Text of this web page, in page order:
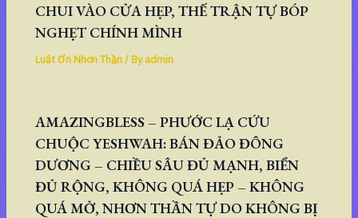
CHUI VÀO CỬA HẸP, THẾ TRẬN TỰ BÓP
NGHẸT CHÍNH MÌNH
Luật Ơn Nhơn Thần/ Byadmin
AMAZINGBLESS – PHƯỚC LẠ CỨU
CHUỘC YESHWAH: BÁN ĐẢO ĐÔNG
DƯƠNG – CHIỀU SÂU ĐỦ MẠNH, BIỂN
ĐỦ RỘNG, KHÔNG QUÁ HẸP – KHÔNG
QUÁ MỞ, NHƠN THẦN TỰ DO KHÔNG BỊ